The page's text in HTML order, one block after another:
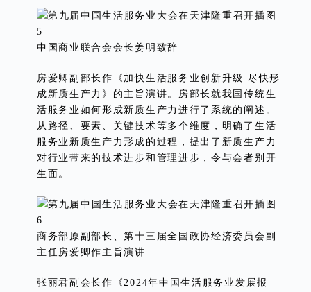
中国商业联合会会长姜明致辞
房爱卿副部长作《加快生活服务业创新升级 尽快形
成新质生产力》的主旨演讲。房部长就我国传统生
活服务业如何形成新质生产力进行了系统的阐述。
从路径、要素、关键技术等多个维度，明确了生活
服务业新质生产力形成的过程，提出了新质生产力
对行业带来的技术进步和管理进步，令与会者别开
生面。
商务部原副部长、第十三届全国政协经济委员会副
主任房爱卿作主旨演讲
张丽君副会长作《2024年中国生活服务业发展报